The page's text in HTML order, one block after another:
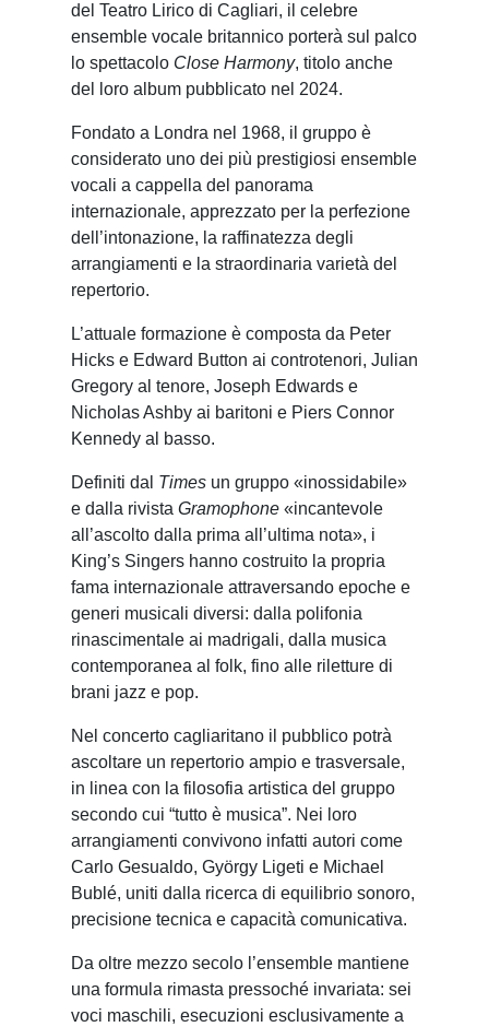
del Teatro Lirico di Cagliari, il celebre
ensemble vocale britannico porterà sul palco
lo spettacolo Close Harmony, titolo anche
del loro album pubblicato nel 2024.
Fondato a Londra nel 1968, il gruppo è
considerato uno dei più prestigiosi ensemble
vocali a cappella del panorama
internazionale, apprezzato per la perfezione
dell’intonazione, la raffinatezza degli
arrangiamenti e la straordinaria varietà del
repertorio.
L’attuale formazione è composta da Peter
Hicks e Edward Button ai controtenori, Julian
Gregory al tenore, Joseph Edwards e
Nicholas Ashby ai baritoni e Piers Connor
Kennedy al basso.
Definiti dal Times un gruppo «inossidabile»
e dalla rivista Gramophone «incantevole
all’ascolto dalla prima all’ultima nota», i
King’s Singers hanno costruito la propria
fama internazionale attraversando epoche e
generi musicali diversi: dalla polifonia
rinascimentale ai madrigali, dalla musica
contemporanea al folk, fino alle riletture di
brani jazz e pop.
Nel concerto cagliaritano il pubblico potrà
ascoltare un repertorio ampio e trasversale,
in linea con la filosofia artistica del gruppo
secondo cui “tutto è musica”. Nei loro
arrangiamenti convivono infatti autori come
Carlo Gesualdo, György Ligeti e Michael
Bublé, uniti dalla ricerca di equilibrio sonoro,
precisione tecnica e capacità comunicativa.
Da oltre mezzo secolo l’ensemble mantiene
una formula rimasta pressoché invariata: sei
voci maschili, esecuzioni esclusivamente a